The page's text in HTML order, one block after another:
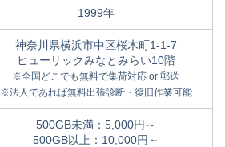
1999年
神奈川県横浜市中区桜木町1-1-7
ヒューリックみなとみらい10階
※全国どこでも無料で集荷対応 or 郵送
※法人であれば無料出張診断・復旧作業可能
500GB未満：5,000円～
500GB以上：10,000円～